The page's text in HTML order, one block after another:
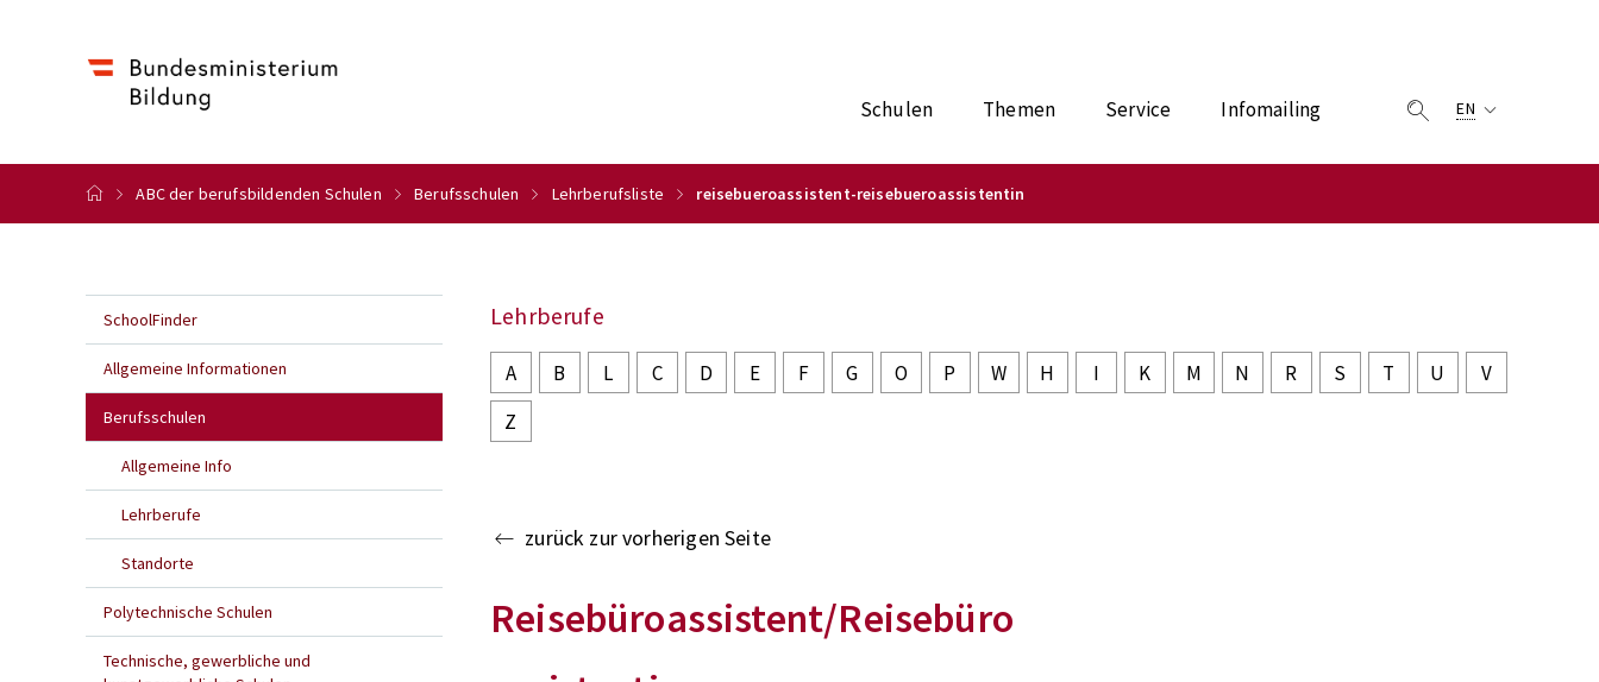
Schulen Themen Service Infomailing EN
ABC der berufsbildenden Schulen Berufsschulen Lehrberufsliste reisebueroassistent-reisebueroassistentin
SchoolFinder
Allgemeine Informationen
Berufsschulen
Allgemeine Info
Lehrberufe
Standorte
Polytechnische Schulen
Technische, gewerbliche und
Lehrberufe
A B L C D E F G O P W H I K M N R S T U
V
Z
zurück zur vorherigen Seite
Reisebüroassistent/Reisebüro